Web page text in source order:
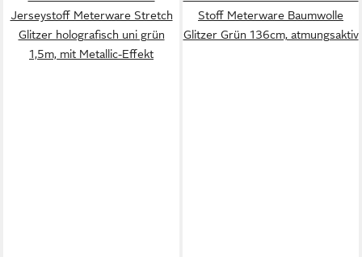
Jerseystoff Meterware Stretch
Glitzer holografisch uni grün
1,5m, mit Metallic-Effekt
Stoff Meterware Baumwolle
Glitzer Grün 136cm, atmungsaktiv